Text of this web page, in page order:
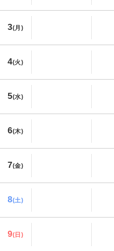
3(月)
4(火)
5(水)
6(木)
7(金)
8(土)
9(日)